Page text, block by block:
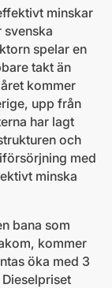
minskar
svenska
spelar en
takt än
kommer
upp från
har lagt
och
med
minska
bana som
kommer
öka med 3